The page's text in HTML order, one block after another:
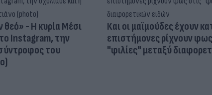
θεό» - Η κυρία Μέσι
Instagram, την
του
Και οι μαϊμούδες έχουν
επιστήμονες ρίχνουν
"φιλίες" μεταξύ